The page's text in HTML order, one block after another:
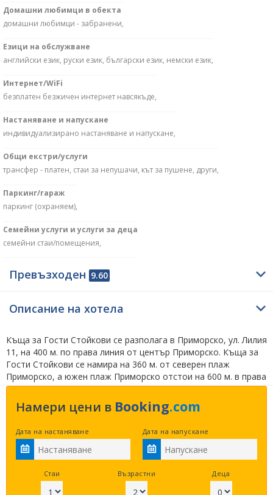
Домашни любимци в обекта
домашни любимци - забранени,
Езици на обслужване
английски език, руски език, български език, немски език,
Интернет/WiFi
безплатен безжичен интернет навсякъде,
Настаняване и напускане
индивидуализирано настаняване и напускане,
Общи екстри/услуги
трансфер - платен, стаи за непушачи, кът за пушене, други,
Паркинг/гараж
паркинг (охраняем),
Семейни услуги и услуги за деца
семейни стаи/помещения,
Превъзходен 9.60
Описание на хотела
Къща за Гости Стойкови се разполага в Приморско, ул. Лилия
11, на 400 м. по права линия от център Приморско. Къща за
Гости Стойкови се намира на 360 м. от северен плаж
Приморско, а южен плаж Приморско отстои на 600 м. в права
линия. Съветваме Ви да посетите подводен параклис Свети
Николай Чудотворец на 410 м. по въздух в права линия.
Посетителите на rezervaciq.com са предпочели
Лион - Приморскона 140 м.,
Хотел Пловдив -
Приморскона 140 м. и
Семеен хотел Анита - Приморско
на 230 м. по въздух в права линия.
Намери цени в Booking.com
Дата на настаняване Дата на напускане
Стаи Възрастни Деца